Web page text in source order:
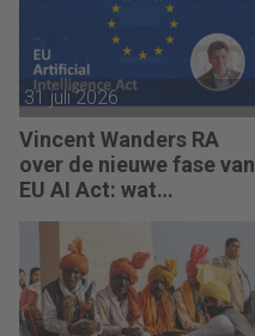
31 juli 2026
Vincent Wanders RA
over de nieuwe fase van
EU AI Act: wat
regelen